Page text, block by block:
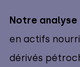
Notre analyse
en actifs
dérivés